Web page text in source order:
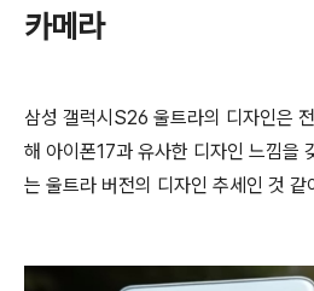
카메라
삼성 갤럭시S26 울트라의 디자인은
해 아이폰17과 유사한 디자인 느낌을
는 울트라 버전의 디자인 추세인 것 같